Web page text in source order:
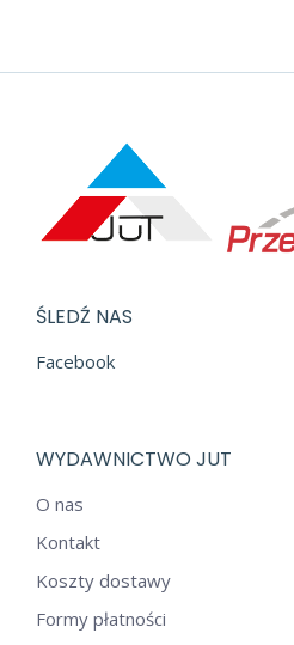
ŚLEDŹ NAS
Facebook
WYDAWNICTWO JUT
O nas
Kontakt
Koszty dostawy
Formy płatności